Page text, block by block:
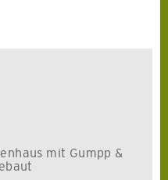
mit Gumpp &